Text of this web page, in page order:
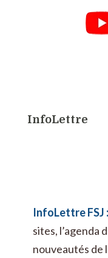
InfoLettre
InfoLettre FSJ :
sites, l’agenda
nouveautés de